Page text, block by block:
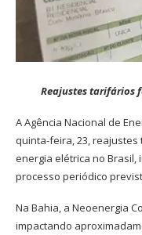
Reajustes tarifários
A Agência Nacional de
quinta-feira, 23,
energia elétrica no Brasil,
processo periódico
Na Bahia, a Neoenergia
impactando